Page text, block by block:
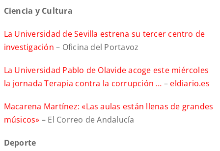
Ciencia y Cultura
La Universidad de Sevilla estrena su tercer centro de
investigación – Oficina del Portavoz
La Universidad Pablo de Olavide acoge este miércoles
la jornada Terapia contra la corrupción … – eldiario.es
Macarena Martínez: «Las aulas están llenas de grandes
músicos» – El Correo de Andalucía
Deporte